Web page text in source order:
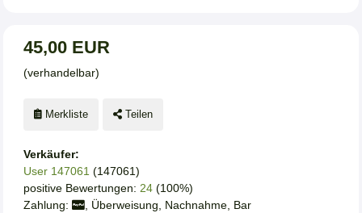
45,00 EUR
(verhandelbar)
Merkliste Teilen
Verkäufer:
User 147061 (147061)
positive Bewertungen: 24 (100%)
Zahlung:
, Überweisung, Nachnahme, Bar